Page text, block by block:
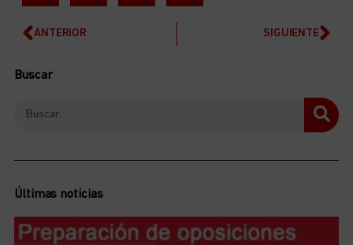
ANTERIOR SIGUIENTE
Buscar
Últimas noticias